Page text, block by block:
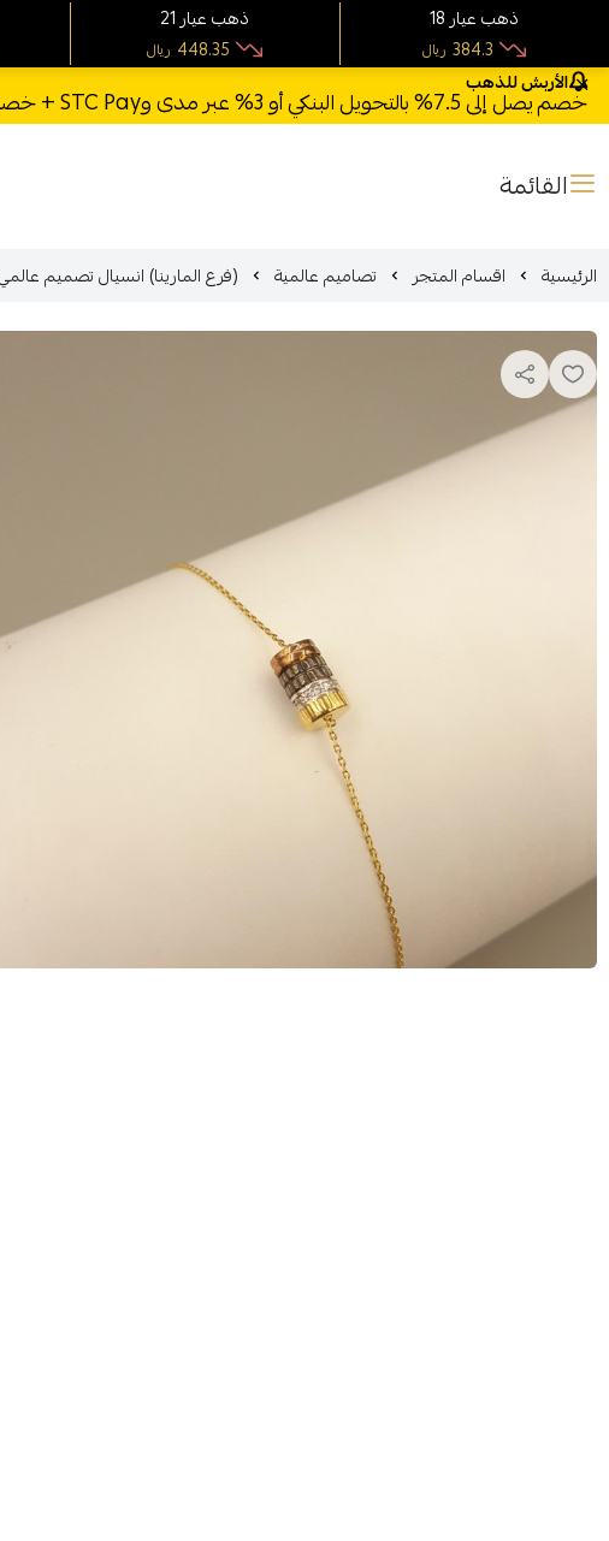
الأربش للذهب
خصم يصل إلى 7.5% بالتحويل البنكي أو 3% عبر مدى وSTC Pay + خصم بكود **X123** وشحن مجاني للطلبات فوق 1000 ريال
القائمة
الرئيسية اقسام المتجر تصاميم عالمية (فرع المارينا) انسيال تصميم عالمي ذهب عيار
21 ذهب عيار
ريال 448.35
18 ذهب عيار
ريال 384.3